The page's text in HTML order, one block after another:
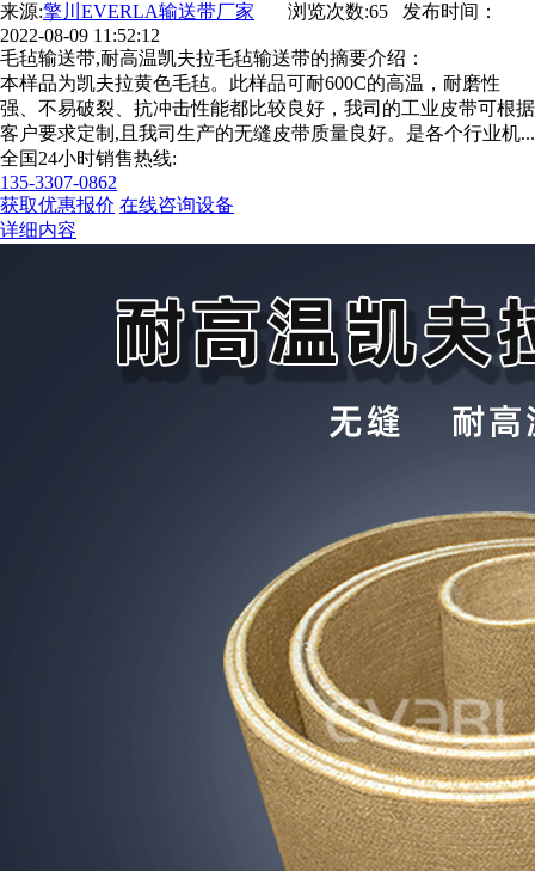
来源:擎川EVERLA输送带厂家 浏览次数:65 发布时间：
2022-08-09 11:52:12
毛毡输送带,耐高温凯夫拉毛毡输送带的摘要介绍：
本样品为凯夫拉黄色毛毡。此样品可耐600C的高温，耐磨性
强、不易破裂、抗冲击性能都比较良好，我司的工业皮带可根据
客户要求定制,且我司生产的无缝皮带质量良好。是各个行业机...
全国24小时销售热线:
135-3307-0862
获取优惠报价 在线咨询设备
详细内容